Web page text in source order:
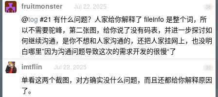
38
fruitmonster Jul 22, 2025
@tog #21 有什么问题？人家给你解释了 fileinfo 是整个词，所
以不需要驼峰，第二张图，给你说了没有码表，并进一步探讨如
何继续沟通，是你不想和人家沟通的，还把人家挂网上，也没明
白哪里”因为沟通问题导致这次的需求开发的很慢“了
39
imtflin Jul 22, 2025
单看这两个截图，对方确实没什么问题，而且还都给你解释原因
了。